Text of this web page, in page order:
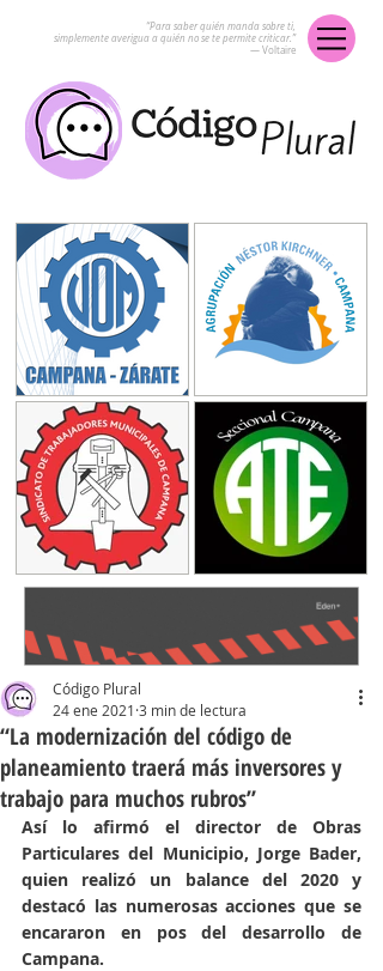
“Para saber quién manda sobre ti,
simplemente averigua a quién no se te permite criticar.”
― Voltaire
“La modernización del código de
planeamiento traerá más inversores y
trabajo para muchos rubros”
Código Plural
24 ene 2021 3 min de lectura
Así lo afirmó el director de Obras
Particulares del Municipio, Jorge Bader,
quien realizó un balance del 2020 y
destacó las numerosas acciones que se
encararon en pos del desarrollo de
Campana.